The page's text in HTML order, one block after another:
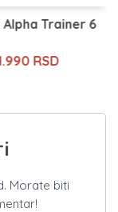
Alpha Trainer 6
RSD
Morate biti